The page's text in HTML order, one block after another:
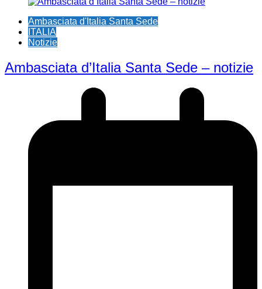
Ambasciata d'Italia Santa Sede
ITALIA
Notizie
Ambasciata d’Italia Santa Sede – notizie